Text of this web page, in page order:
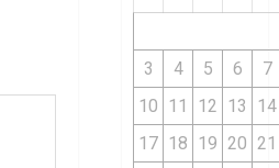
3 4 5 6
7
10 11 12 13
14
17 18 19 20 21